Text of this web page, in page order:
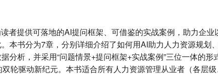
者提供可落地的AI提问框架、可借鉴的实战案例，助力企业
本书分为7章，分别详细介绍了如何用AI助力人力资源规划
分析，并采用“问题情景+提问框架+实战案例”三位一体的形
轮驱动新纪元。本书适合所有人力资源管理从业者（各层